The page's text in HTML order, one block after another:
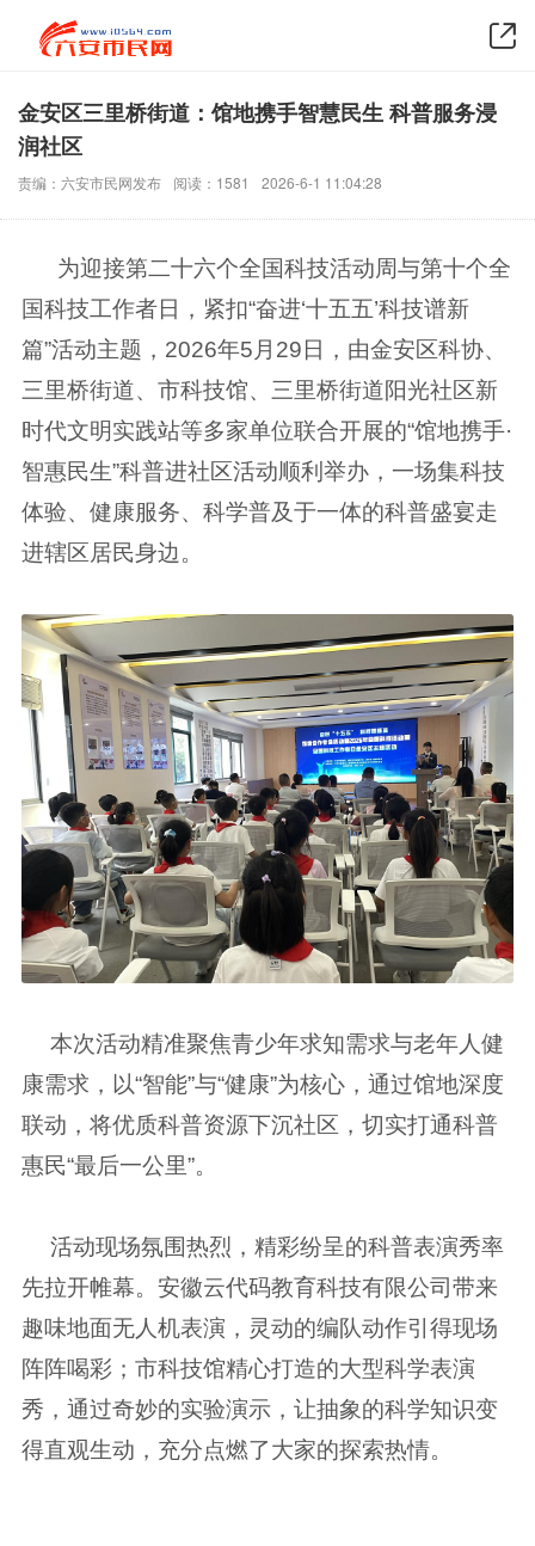
金安区三里桥街道：馆地携手智慧民生 科普服务浸
润社区
责编：六安市民网发布 阅读：1581 2026-6-1 11:04:28
为迎接第二十六个全国科技活动周与第十个全
国科技工作者日，紧扣“奋进‘十五五’科技谱新
篇”活动主题，2026年5月29日，由金安区科协、
三里桥街道、市科技馆、三里桥街道阳光社区新
时代文明实践站等多家单位联合开展的“馆地携手·
智惠民生”科普进社区活动顺利举办，一场集科技
体验、健康服务、科学普及于一体的科普盛宴走
进辖区居民身边。
本次活动精准聚焦青少年求知需求与老年人健
康需求，以“智能”与“健康”为核心，通过馆地深度
联动，将优质科普资源下沉社区，切实打通科普
惠民“最后一公里”。
活动现场氛围热烈，精彩纷呈的科普表演秀率
先拉开帷幕。安徽云代码教育科技有限公司带来
趣味地面无人机表演，灵动的编队动作引得现场
阵阵喝彩；市科技馆精心打造的大型科学表演
秀，通过奇妙的实验演示，让抽象的科学知识变
得直观生动，充分点燃了大家的探索热情。